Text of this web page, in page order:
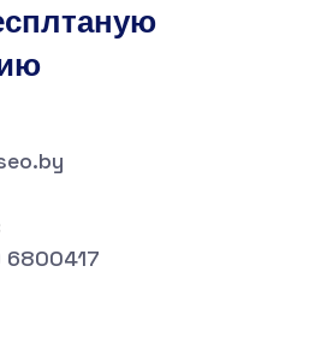
6800417